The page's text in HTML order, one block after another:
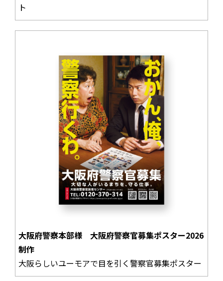
ト
大阪府警察本部様 大阪府警察官募集ポスター2026
制作
大阪らしいユーモアで目を引く警察官募集ポスター